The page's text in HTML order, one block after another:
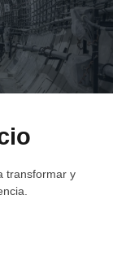
transformar y